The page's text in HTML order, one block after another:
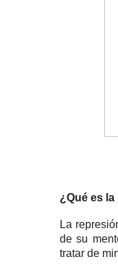
¿Qué es
La
de su
tratar de